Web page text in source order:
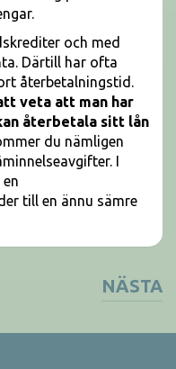
och med
Därtill har ofta
återbetalningstid.
veta att man har
återbetala sitt lån
du nämligen
I
till en ännu sämre
NÄSTA